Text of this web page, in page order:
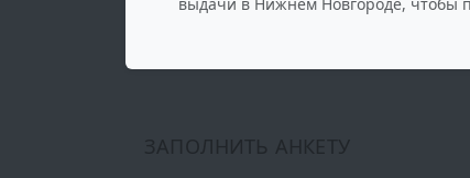
выдачи в Нижнем Новгороде, чтобы
ЗАПОЛНИТЬ АНКЕТУ